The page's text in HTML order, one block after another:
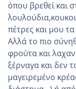
όπου βρεθεί και
πέτρες και μου
Αλλά το πιο
φρούτα και
ξέρναγα και δεν
μαγειρεμένο